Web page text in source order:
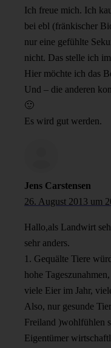
Ich freue mich. Ich
bei ebl (fränkischer
nur eine gefühlte
nicht. Das stelle ich
Hier möchte ich das
Und – die anderen
🙂
Es wird gut werden.
Jens Carstensen
26. August 2013 um
Hallo,als Landwirt
sehr anders.
1. Gequälte Tiere
hohe Tageszunahmen,
viele Eier im Jahr,
Also, nur gesunde
Freiland )wohlfühlen
Eigentümer